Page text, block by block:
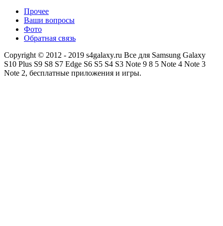
Прочее
Ваши вопросы
Фото
Обратная связь
Copyright © 2012 - 2019 s4galaxy.ru Все для Samsung Galaxy
S10 Plus S9 S8 S7 Edge S6 S5 S4 S3 Note 9 8 5 Note 4 Note 3
Note 2, бесплатные приложения и игры.